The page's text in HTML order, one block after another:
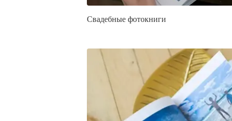
Свадебные фотокниги